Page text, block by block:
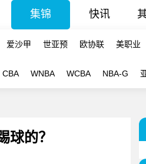
集锦 快讯
爱沙甲 世亚预 欧协联 美职业
CBA WNBA WCBA NBA-G
球的？